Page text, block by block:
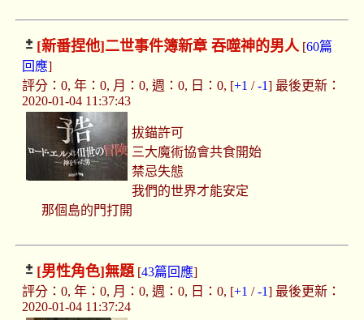
[新番捏他]二世事件簿新章 吞噬神的男人[60篇
回應]
評分：0, 年：0, 月：0, 週：0, 日：0, [+1 /-1] 最後更新：
2020-01-04 11:37:43
拔錨許可
三大魔術協會共食開始
禁忌失態
我們的世界才能安定
那個島的門打開
[男性角色]無題[43篇回應]
評分：0, 年：0, 月：0, 週：0, 日：0, [+1 /-1] 最後更新：
2020-01-04 11:37:24